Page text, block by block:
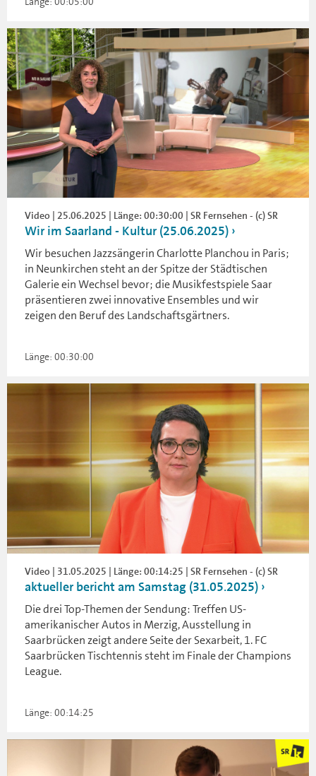
Video | 25.06.2025 | Länge: 00:30:00 | SR Fernsehen - (c) SR
Wir im Saarland - Kultur (25.06.2025)
Wir besuchen Jazzsängerin Charlotte Planchou in Paris;
in Neunkirchen steht an der Spitze der Städtischen
Galerie ein Wechsel bevor; die Musikfestspiele Saar
präsentieren zwei innovative Ensembles und wir
zeigen den Beruf des Landschaftsgärtners.
Länge: 00:30:00
Video | 31.05.2025 | Länge: 00:14:25 | SR Fernsehen - (c) SR
aktueller bericht am Samstag (31.05.2025)
Die drei Top-Themen der Sendung: Treffen US-
amerikanischer Autos in Merzig, Ausstellung in
Saarbrücken zeigt andere Seite der Sexarbeit, 1. FC
Saarbrücken Tischtennis steht im Finale der Champions
League.
Länge: 00:14:25